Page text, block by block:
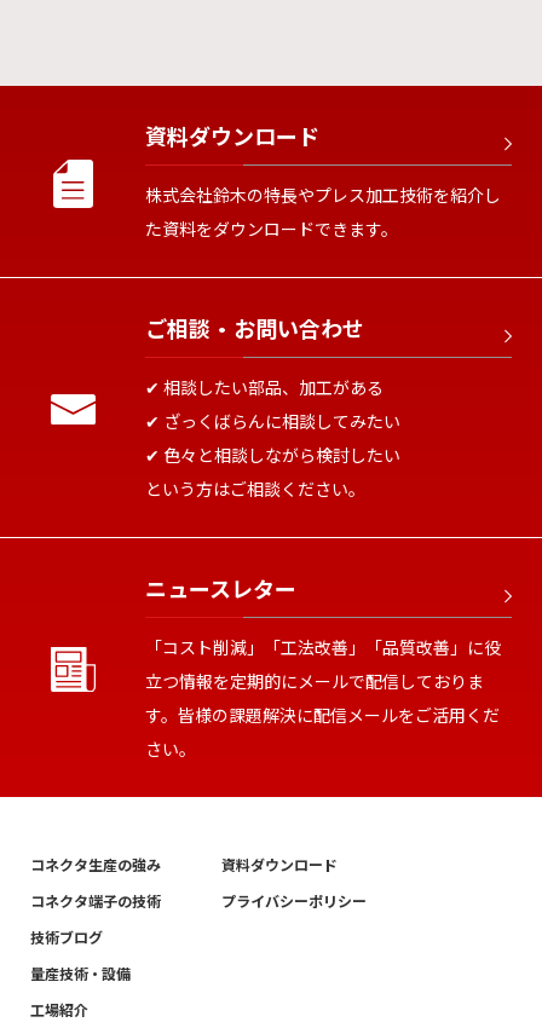
資料ダウンロード
株式会社鈴木の特長やプレス加工技術を紹介し
た資料をダウンロードできます。
ご相談・お問い合わせ
✔︎ 相談したい部品、加工がある
✔︎ ざっくばらんに相談してみたい
✔︎ 色々と相談しながら検討したい
という方はご相談ください。
ニュースレター
「コスト削減」「工法改善」「品質改善」に役
立つ情報を定期的にメールで配信しておりま
す。皆様の課題解決に配信メールをご活用くだ
さい。
コネクタ生産の強み
コネクタ端子の技術
技術ブログ
量産技術・設備
工場紹介
資料ダウンロード
プライバシーポリシー